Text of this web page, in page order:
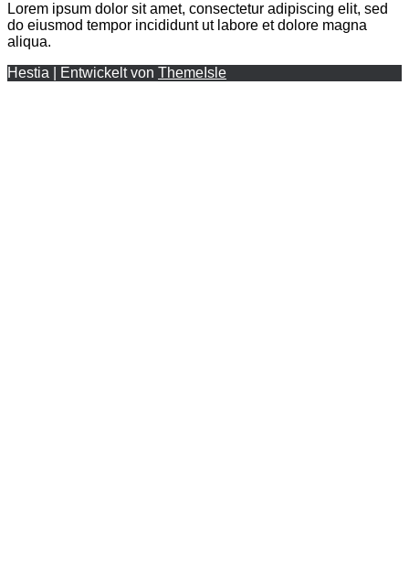
Lorem ipsum dolor sit amet, consectetur adipiscing elit, sed
do eiusmod tempor incididunt ut labore et dolore magna
aliqua.
Hestia | Entwickelt von ThemeIsle